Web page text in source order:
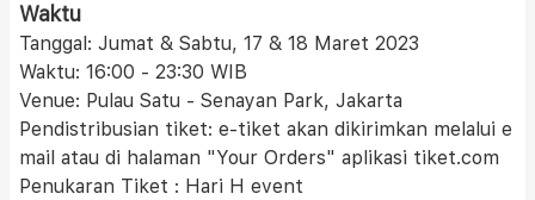
Waktu
Tanggal: Jumat & Sabtu, 17 & 18 Maret 2023
Waktu: 16:00 - 23:30 WIB
Venue: Pulau Satu - Senayan Park, Jakarta
Pendistribusian tiket: e-tiket akan dikirimkan melalui e
mail atau di halaman "Your Orders" aplikasi tiket.com
Penukaran Tiket : Hari H event